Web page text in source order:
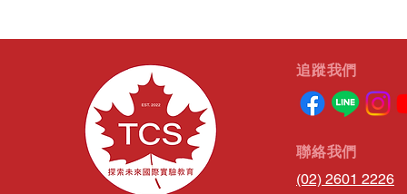
​追蹤我們
​聯絡我們
(02) 2601 2226